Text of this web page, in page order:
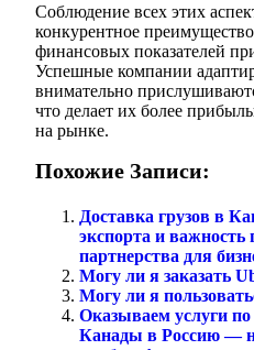
Соблюдение всех этих
конкурентное
финансовых показателей
Успешные компании
внимательно
что делает их более
на рынке.
Похожие Записи:
Доставка грузов в
экспорта и важность
партнерства для
Могу ли я заказать
Могу ли я
Оказываем услуги по
Канады в Россию —